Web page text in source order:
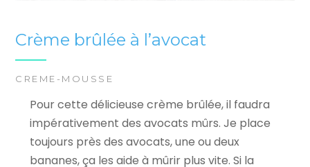
Crème brûlée à l’avocat
CREME-MOUSSE
Pour cette délicieuse crème brûlée, il faudra
impérativement des avocats mûrs. Je place
toujours près des avocats, une ou deux
bananes, ça les aide à mûrir plus vite. Si la